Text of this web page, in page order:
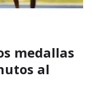
medallas
al